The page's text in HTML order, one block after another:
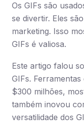
Os GIFs são
se divertir. Eles
marketing. Isso
GIFs é valiosa.
Este artigo falou
GIFs.
$300 milhões,
também inovou
versatilidade dos